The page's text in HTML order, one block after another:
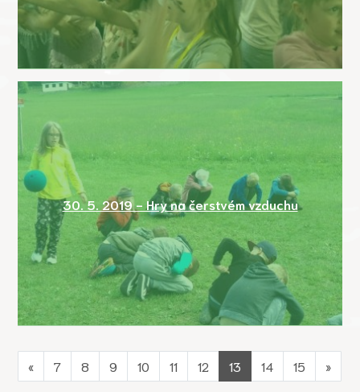
30. 5. 2019 - Hry na čerstvém vzduchu
« 7 8 9 10 11 12 13 14 15 »